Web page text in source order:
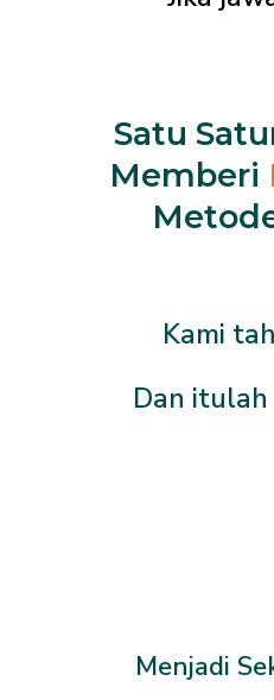
Satu
Memberi
Kami
Dan itulah
Menjadi